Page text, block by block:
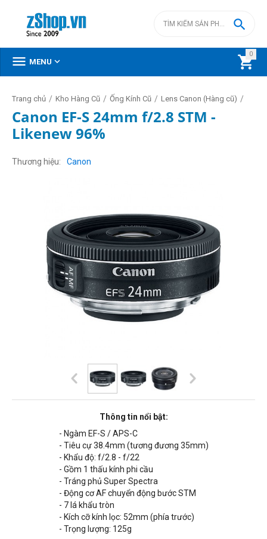
0


 MENU 
Trang chủ / Kho Hàng Cũ / Ống Kính Cũ / Lens Canon (Hàng cũ) /
Canon EF-S 24mm f/2.8 STM -
Likenew 96%
Thương hiệu Canon
Thông tin nổi bật:
- Ngàm EF-S / APS-C
- Tiêu cự 38.4mm (tương đương 35mm)
- Khẩu độ: f/2.8 - f/22
- Gồm 1 thấu kính phi cầu
- Tráng phủ Super Spectra
- Động cơ AF chuyển động bước STM
- 7 lá khẩu tròn
- Kích cỡ kính lọc: 52mm (phía trước)
- Trọng lượng: 125g